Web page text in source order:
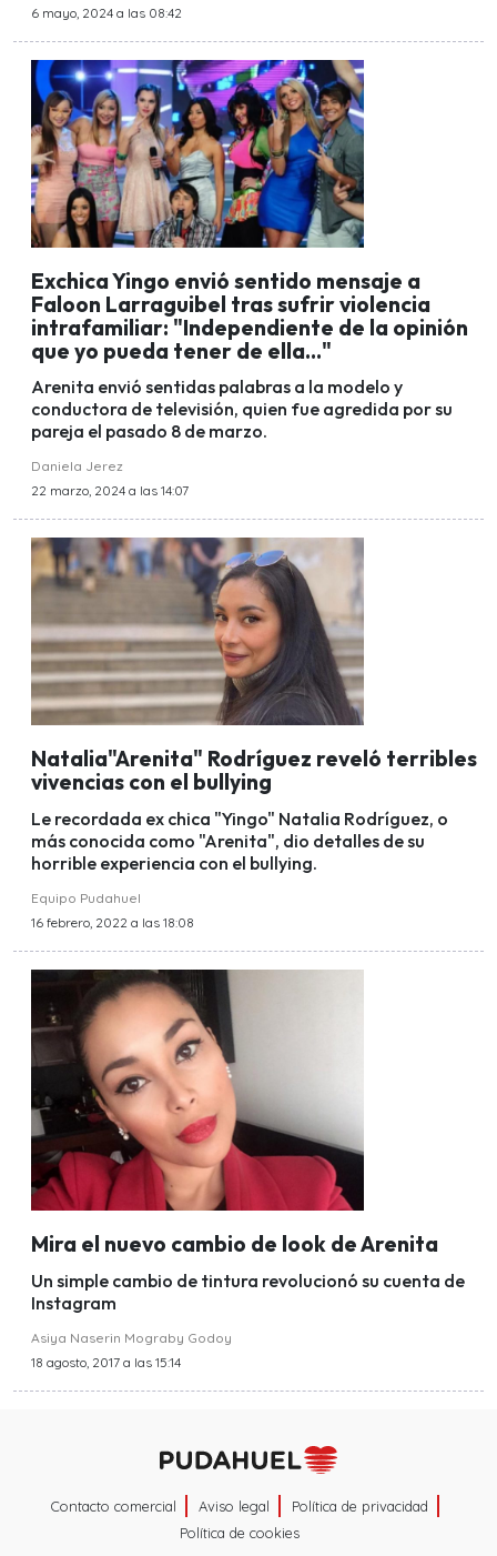
6 mayo, 2024 a las 08:42
Exchica Yingo envió sentido mensaje a
Faloon Larraguibel tras sufrir violencia
intrafamiliar: "Independiente de la opinión
que yo pueda tener de ella..."
Arenita envió sentidas palabras a la modelo y
conductora de televisión, quien fue agredida por su
pareja el pasado 8 de marzo.
Daniela Jerez
22 marzo, 2024 a las 14:07
Natalia"Arenita" Rodríguez reveló terribles
vivencias con el bullying
Le recordada ex chica "Yingo" Natalia Rodríguez, o
más conocida como "Arenita", dio detalles de su
horrible experiencia con el bullying.
Equipo Pudahuel
16 febrero, 2022 a las 18:08
Mira el nuevo cambio de look de Arenita
Un simple cambio de tintura revolucionó su cuenta de
Instagram
Asiya Naserin Mograby Godoy
18 agosto, 2017 a las 15:14
Contacto comercial Aviso legal
Política de privacidad
Política de cookies